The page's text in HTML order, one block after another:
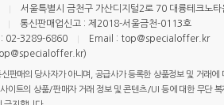
서울특별시 금천구 가산디지털2로 70 대륭테크노
통신판매업신고 : 제2018-서울금천-0113호
: 02-3289-6860
Email : top@specialoffer.kr
판매의 당사자가 아니며, 공급사가 등록한 상품정보 및 거래
이트의 상품/판매자 거래 정보 및 콘텐츠/UI 등에 대한 무단